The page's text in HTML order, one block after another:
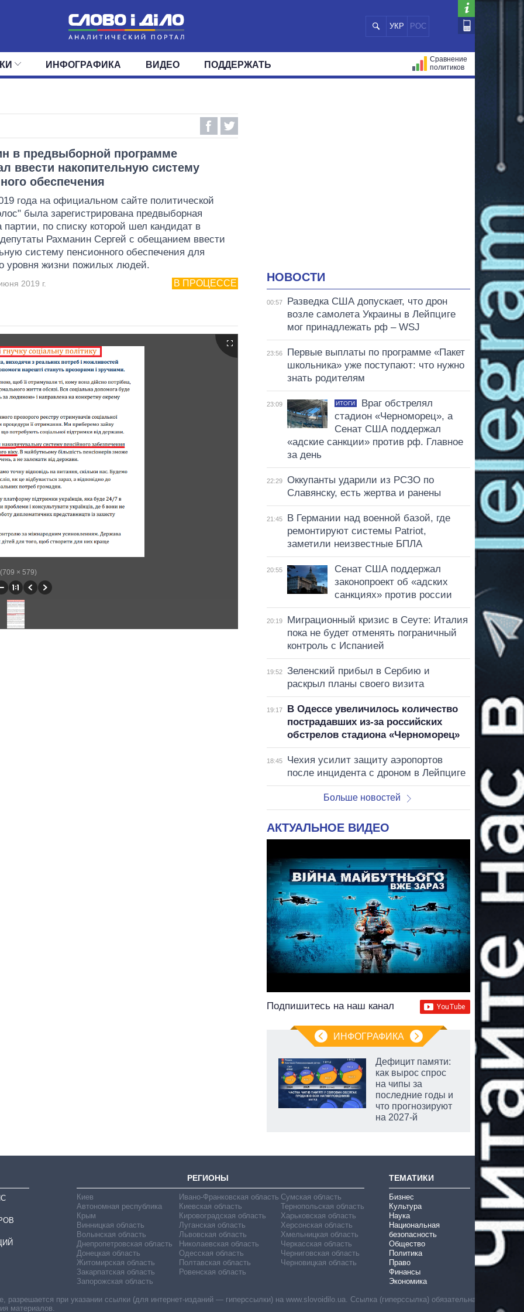
УКР РОС
МИР
ОКРУГА
ИНФОГРАФИКА ВИДЕО ПОДДЕРЖАТЬ
Сравнение
политиков
в предвыборной программе
ввести накопительную систему
обеспечения
года на официальном сайте политической
была зарегистрирована предвыборная
партии, по списку которой шел кандидат в
Рахманин Сергей с обещанием ввести
систему пенсионного обеспечения для
уровня жизни пожилых людей.
В ПРОЦЕССЕ
2019 г.
× 579)
НОВОСТИ
00:57
Разведка США допускает, что дрон
возле самолета Украины в Лейпциге
мог принадлежать рф – WSJ
23:56
Первые выплаты по программе «Пакет
школьника» уже поступают: что нужно
знать родителям
23:09 ИТОГИ
Враг обстрелял
стадион «Черноморец», а
Сенат США поддержал
«адские санкции» против рф. Главное
за день
22:29
Оккупанты ударили из РСЗО по
Славянску, есть жертва и ранены
21:45
В Германии над военной базой, где
ремонтируют системы Patriot,
заметили неизвестные БПЛА
20:55
Сенат США поддержал
законопроект об «адских
санкциях» против россии
20:19
Миграционный кризис в Сеуте: Италия
пока не будет отменять пограничный
контроль с Испанией
19:52
Зеленский прибыл в Сербию и
раскрыл планы своего визита
19:17
В Одессе увеличилось количество
пострадавших из-за российских
обстрелов стадиона «Черноморец»
18:45
Чехия усилит защиту аэропортов
после инцидента с дроном в Лейпциге
Больше новостей
АКТУАЛЬНОЕ ВИДЕО
Подпишитесь на наш канал
ИНФОГРАФИКА
Дефицит памяти:
как вырос спрос
на чипы за
последние годы и
что прогнозируют
на 2027-й
РЕГИОНЫ
Киев
Автономная республика
Крым
Винницкая область
Волынская область
Днепропетровская область
Донецкая область
Житомирская область
Закарпатская область
Запорожская область
Ивано-Франковская область
Киевская область
Кировоградская область
Луганская область
Львовская область
Николаевская область
Одесская область
Полтавская область
Ровенская область
Сумская область
Тернопольская область
Харьковская область
Херсонская область
Хмельницкая область
Черкасская область
Черниговская область
Черновицкая область
ТЕМАТИКИ
Бизнес
Культура
Наука
Национальная
безопасность
Общество
Политика
Право
Финансы
Экономика
при указании ссылки (для интернет-изданий — гиперссылки) на www.slovoidilo.ua. Ссылка (гиперссылка) обязательна
материалов.